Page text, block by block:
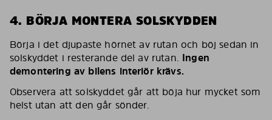
4. BÖRJA MONTERA SOLSKYDDEN
Börja i det djupaste hörnet av rutan och böj sedan in
solskyddet i resterande del av rutan. Ingen
demontering av bilens interiör krävs.
Observera att solskyddet går att böja hur mycket som
helst utan att den går sönder.